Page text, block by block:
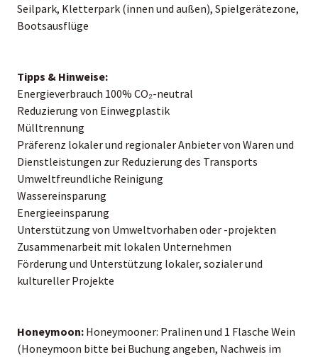
Seilpark, Kletterpark (innen und außen), Spielgerätezone,
Bootsausflüge
Tipps & Hinweise:
Energieverbrauch 100% CO₂-neutral
Reduzierung von Einwegplastik
Mülltrennung
Präferenz lokaler und regionaler Anbieter von Waren und
Dienstleistungen zur Reduzierung des Transports
Umweltfreundliche Reinigung
Wassereinsparung
Energieeinsparung
Unterstützung von Umweltvorhaben oder -projekten
Zusammenarbeit mit lokalen Unternehmen
Förderung und Unterstützung lokaler, sozialer und
kultureller Projekte
Honeymoon: Honeymooner: Pralinen und 1 Flasche Wein
(Honeymoon bitte bei Buchung angeben, Nachweis im